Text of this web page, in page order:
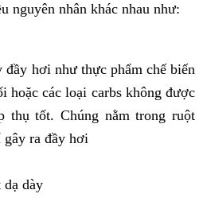
nguyên nhân khác nhau như:
đầy hơi như thực phẩm chế biến
hoặc các loại carbs không được
thụ tốt. Chúng nằm trong ruột
gây ra đầy hơi
dạ dày